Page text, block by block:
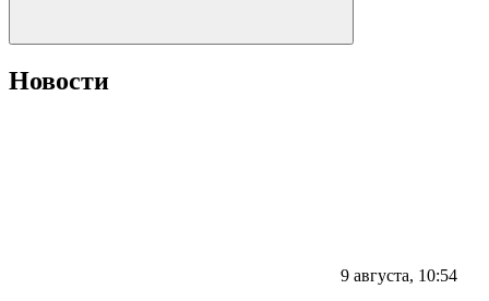
Новости
9 августа, 10:54